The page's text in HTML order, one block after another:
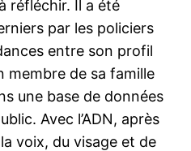
réfléchir. Il a été
par les policiers
entre son profil
membre de sa famille
une base de données
Avec l’ADN, après
voix, du visage et de